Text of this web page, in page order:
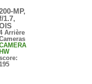
MP,
1.7,
Arrière
HW